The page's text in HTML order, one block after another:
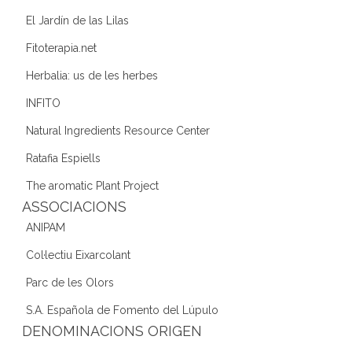
El Jardín de las Lilas
Fitoterapia.net
Herbalia: us de les herbes
INFITO
Natural Ingredients Resource Center
Ratafia Espiells
The aromatic Plant Project
ASSOCIACIONS
ANIPAM
Col·lectiu Eixarcolant
Parc de les Olors
S.A. Española de Fomento del Lúpulo
DENOMINACIONS ORIGEN